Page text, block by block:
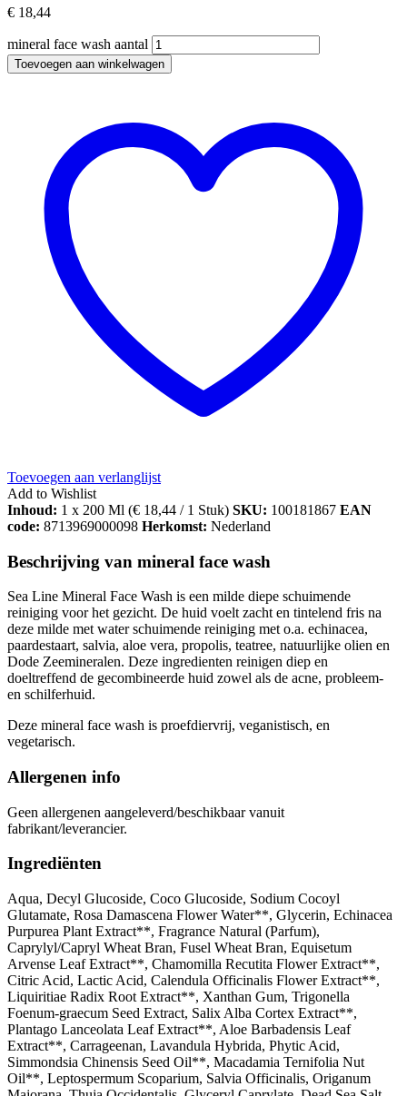
€ 18,44
mineral face wash aantal
Toevoegen aan winkelwagen
Toevoegen aan verlanglijst
Add to Wishlist
Inhoud: 1 x 200 Ml (€ 18,44 / 1 Stuk) SKU: 100181867 EAN
code: 8713969000098 Herkomst: Nederland
Beschrijving van mineral face wash
Sea Line Mineral Face Wash is een milde diepe schuimende
reiniging voor het gezicht. De huid voelt zacht en tintelend fris na
deze milde met water schuimende reiniging met o.a. echinacea,
paardestaart, salvia, aloe vera, propolis, teatree, natuurlijke olien en
Dode Zeemineralen. Deze ingredienten reinigen diep en
doeltreffend de gecombineerde huid zowel als de acne, probleem-
en schilferhuid.
Deze mineral face wash is proefdiervrij, veganistisch, en
vegetarisch.
Allergenen info
Geen allergenen aangeleverd/beschikbaar vanuit
fabrikant/leverancier.
Ingrediënten
Aqua, Decyl Glucoside, Coco Glucoside, Sodium Cocoyl
Glutamate, Rosa Damascena Flower Water**, Glycerin, Echinacea
Purpurea Plant Extract**, Fragrance Natural (Parfum),
Caprylyl/Capryl Wheat Bran, Fusel Wheat Bran, Equisetum
Arvense Leaf Extract**, Chamomilla Recutita Flower Extract**,
Citric Acid, Lactic Acid, Calendula Officinalis Flower Extract**,
Liquiritiae Radix Root Extract**, Xanthan Gum, Trigonella
Foenum-graecum Seed Extract, Salix Alba Cortex Extract**,
Plantago Lanceolata Leaf Extract**, Aloe Barbadensis Leaf
Extract**, Carrageenan, Lavandula Hybrida, Phytic Acid,
Simmondsia Chinensis Seed Oil**, Macadamia Ternifolia Nut
Oil**, Leptospermum Scoparium, Salvia Officinalis, Origanum